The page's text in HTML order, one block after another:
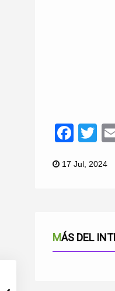
17 Jul, 2024
MÁS DEL